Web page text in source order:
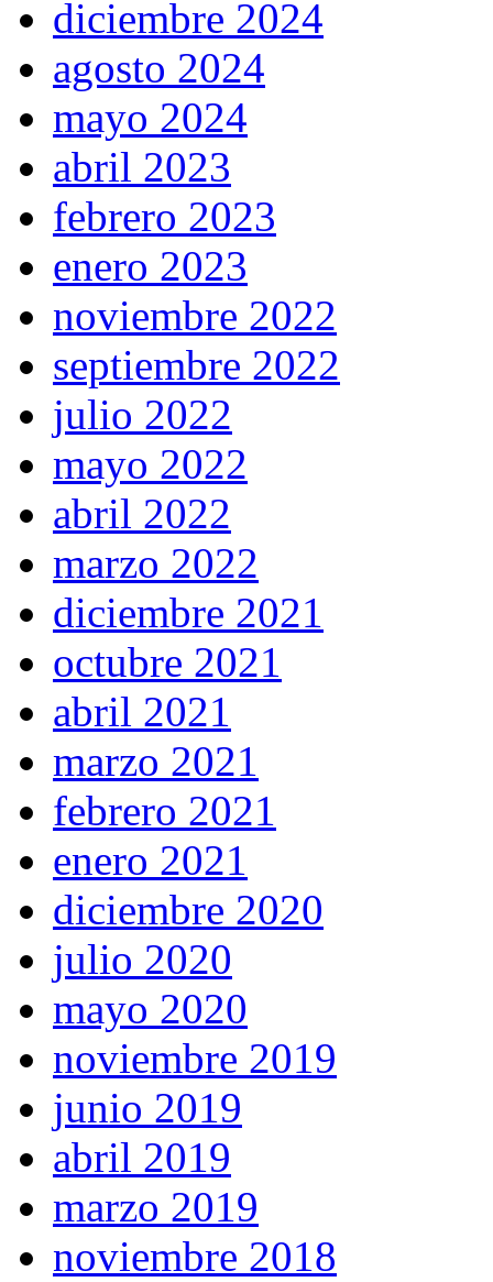
diciembre 2024
agosto 2024
mayo 2024
abril 2023
febrero 2023
enero 2023
noviembre 2022
septiembre 2022
julio 2022
mayo 2022
abril 2022
marzo 2022
diciembre 2021
octubre 2021
abril 2021
marzo 2021
febrero 2021
enero 2021
diciembre 2020
julio 2020
mayo 2020
noviembre 2019
junio 2019
abril 2019
marzo 2019
noviembre 2018